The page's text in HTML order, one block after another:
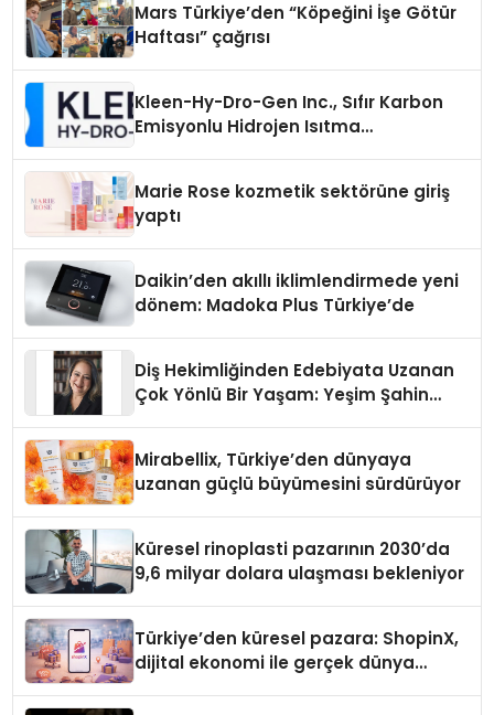
Mars Türkiye’den “Köpeğini İşe Götür
Haftası” çağrısı
Kleen-Hy-Dro-Gen Inc., Sıfır Karbon
Emisyonlu Hidrojen Isıtma
Marie Rose kozmetik sektörüne giriş
yaptı
Daikin’den akıllı iklimlendirmede yeni
dönem: Madoka Plus Türkiye’de
Diş Hekimliğinden Edebiyata Uzanan
Çok Yönlü Bir Yaşam: Yeşim Şahin
Mirabellix, Türkiye’den dünyaya
uzanan güçlü büyümesini sürdürüyor
Küresel rinoplasti pazarının 2030’da
9,6 milyar dolara ulaşması bekleniyor
Türkiye’den küresel pazara: ShopinX,
dijital ekonomi ile gerçek dünya